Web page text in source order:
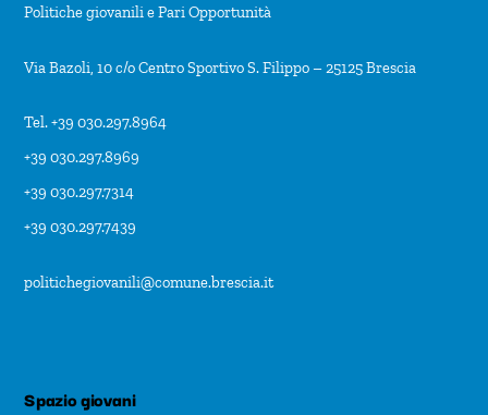
Politiche giovanili e Pari Opportunità
Via Bazoli, 10 c/o Centro Sportivo S. Filippo – 25125 Brescia
Tel. +39 030.297.8964
+39 030.297.8969
+39 030.297.7314
+39 030.297.7439
politichegiovanili@comune.brescia.it
Spazio giovani